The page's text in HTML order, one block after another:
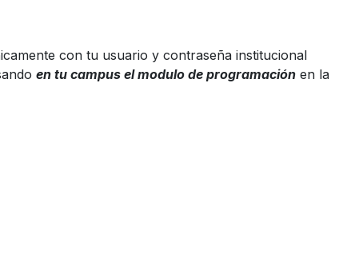
con tu usuario y contraseña institucional
en tu campus el modulo de programación en la